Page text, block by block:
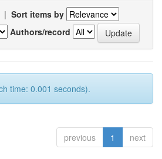
| Sort items by
Authors/record
time: 0.001 seconds).
previous 1 next